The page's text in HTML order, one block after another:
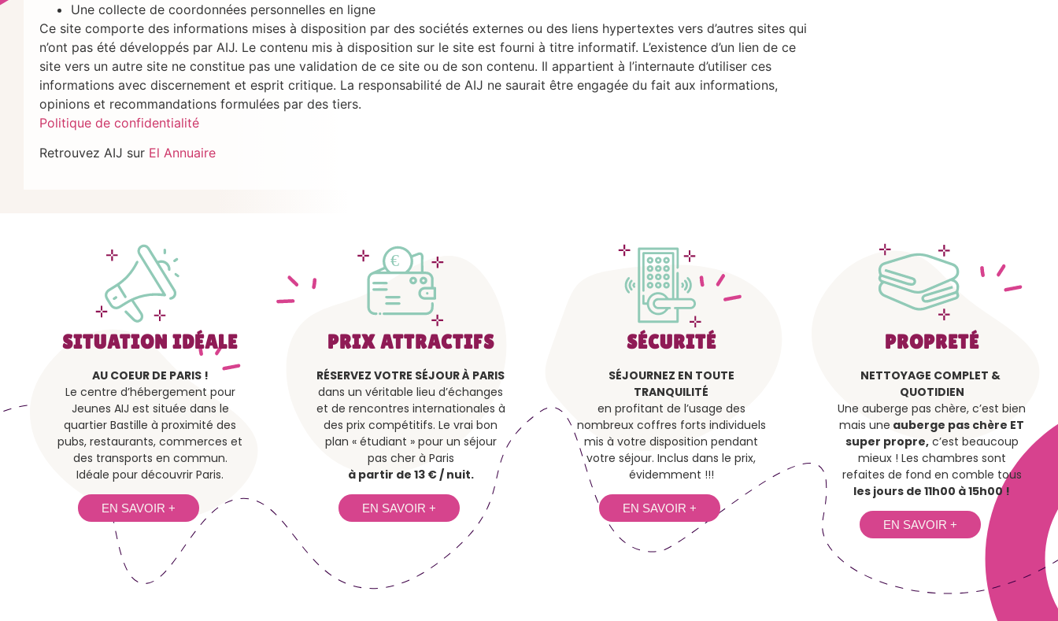
Une collecte de coordonnées personnelles en ligne
Ce site comporte des informations mises à disposition par des sociétés externes ou des liens hypertextes vers d’autres sites qui
n’ont pas été développés par AIJ. Le contenu mis à disposition sur le site est fourni à titre informatif. L’existence d’un lien de ce
site vers un autre site ne constitue pas une validation de ce site ou de son contenu. Il appartient à l’internaute d’utiliser ces
informations avec discernement et esprit critique. La responsabilité de AIJ ne saurait être engagée du fait aux informations,
opinions et recommandations formulées par des tiers.
Politique de confidentialité
Retrouvez AIJ sur El Annuaire
SITUATION IDÉALE
AU COEUR DE PARIS !
Le centre d’hébergement pour
Jeunes AIJ est située dans le
quartier Bastille à proximité des
pubs, restaurants, commerces et
des transports en commun.
Idéale pour découvrir Paris.
EN SAVOIR +
PRIX ATTRACTIFS
RÉSERVEZ VOTRE SÉJOUR À PARIS
dans un véritable lieu d’échanges
et de rencontres internationales à
des prix compétitifs. Le vrai bon
plan « étudiant » pour un séjour
pas cher à Paris
à partir de 13 € / nuit.
EN SAVOIR +
SÉCURITÉ
SÉJOURNEZ EN TOUTE
TRANQUILITÉ
en profitant de l’usage des
nombreux coffres forts individuels
mis à votre disposition pendant
votre séjour. Inclus dans le prix,
évidemment !!!
EN SAVOIR +
PROPRETÉ
NETTOYAGE COMPLET &
QUOTIDIEN
Une auberge pas chère, c’est bien
mais une auberge pas chère ET
super propre,c’est beaucoup
mieux ! Les chambres sont
refaites de fond en comble tous
les jours de 11h00 à 15h00 !
EN SAVOIR +